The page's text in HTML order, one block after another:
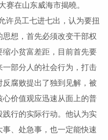
赛在山东威海市揭曉。
许员工七进七出，认为要扭
想，首先必须改变干部权
小贫富差距，目前首先要
部分人的社会行为，打击
腐败提出了独到见解，被
价值观应迅速从面上的普
行的实际行动。他认为实
、处急事，也一定能快速